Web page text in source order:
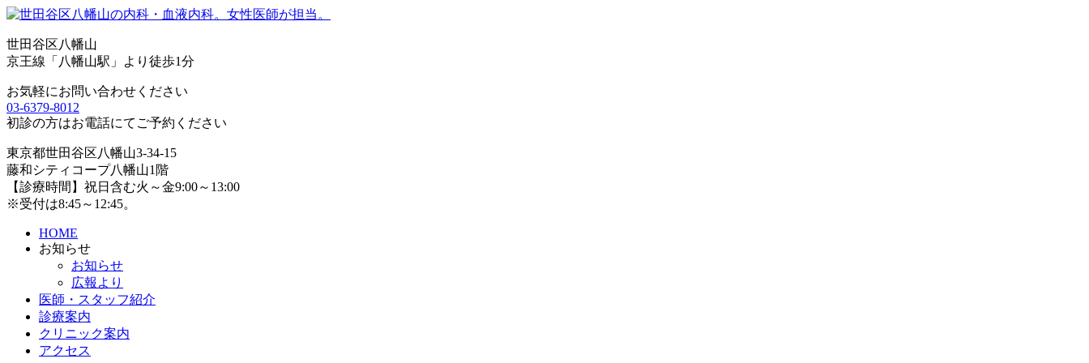
世田谷区八幡山
京王線「八幡山駅」より徒歩1分
お気軽にお問い合わせください
03-6379-8012
初診の方はお電話にてご予約ください
東京都世田谷区八幡山3-34-15
藤和シティコープ八幡山1階
【診療時間】祝日含む火～金9:00～13:00
※受付は8:45～12:45。
HOME
お知らせ
お知らせ
広報より
医師・スタッフ紹介
診療案内
クリニック案内
アクセス